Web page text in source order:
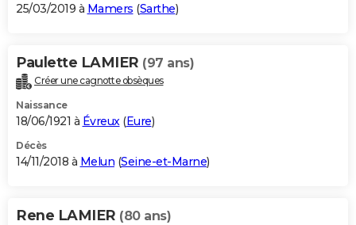
25/03/2019 à Mamers (Sarthe)
Paulette LAMIER (97 ans)
Créer une cagnotte obsèques
Naissance
18/06/1921 à Évreux(Eure)
Décès
14/11/2018 à Melun (Seine-et-Marne)
Rene LAMIER (80 ans)